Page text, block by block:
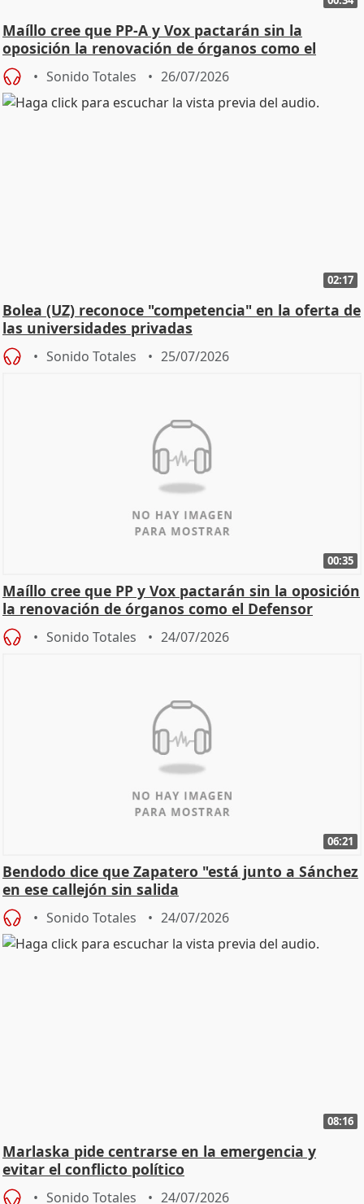
Maíllo cree que PP-A y Vox pactarán sin la
oposición la renovación de órganos como el
Defensor
Sonido Totales 26/07/2026
02:17
Bolea (UZ) reconoce "competencia" en la oferta de
las universidades privadas
Sonido Totales 25/07/2026
00:35
Maíllo cree que PP y Vox pactarán sin la oposición
la renovación de órganos como el Defensor
Sonido Totales 24/07/2026
06:21
Bendodo dice que Zapatero "está junto a Sánchez
en ese callejón sin salida
Sonido Totales 24/07/2026
08:16
Marlaska pide centrarse en la emergencia y
evitar el conflicto político
Sonido Totales 24/07/2026